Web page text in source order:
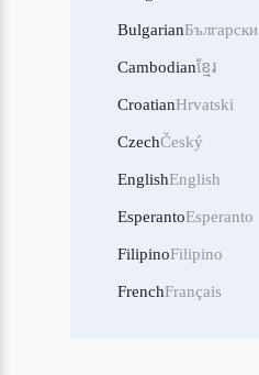
BulgarianБългарски
Cambodianខ្មែរ
CroatianHrvatski
CzechČeský
EnglishEnglish
EsperantoEsperanto
FilipinoFilipino
FrenchFrançais